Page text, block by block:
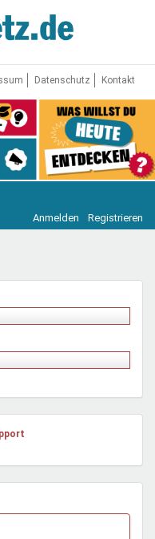
Datenschutz Kontakt
Anmelden Registrieren